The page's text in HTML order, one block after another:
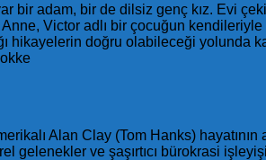
bir adam, bir de dilsiz genç kız. Evi
Anne, Victor adlı bir çocuğun
doğru olabileceği yolunda
Alan Clay (Tom Hanks) hayatının
ve şaşırtıcı bürokrasi